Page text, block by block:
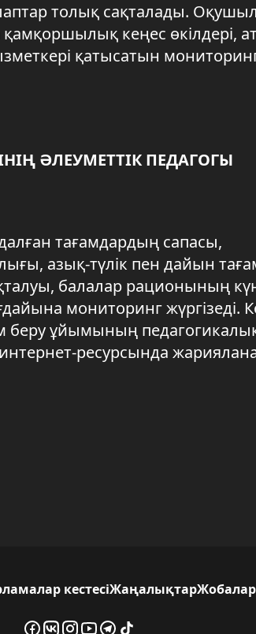
толық сақталады.
кеңес өкілдері,
қатысатын
ӘЛЕУМЕТТІК ПЕДАГОГЫ
тағамдардың сапасы,
азық-түлік пен дайын
балалар рационының
мониторинг жүргізеді.
беру ұйымының
ресурсында
кестесіЖаңалықтарЖобалар